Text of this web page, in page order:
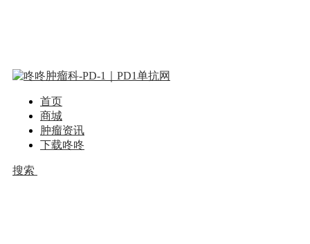
首页
商城
肿瘤资讯
下载咚咚
搜索